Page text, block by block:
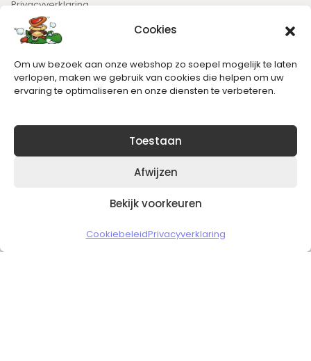
Cookies
Om uw bezoek aan onze webshop zo soepel mogelijk te laten
verlopen, maken we gebruik van cookies die helpen om uw
ervaring te optimaliseren en onze diensten te verbeteren.
Toestaan
Afwijzen
Bekijk voorkeuren
CookiebeleidPrivacyverklaring
Privacyverklaring
Nieuwsbrief
Blijft op de hoogte van het laatste nieuws.